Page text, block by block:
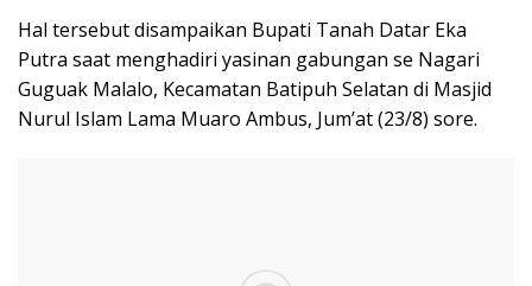
Hal tersebut disampaikan Bupati Tanah Datar Eka
Putra saat menghadiri yasinan gabungan se Nagari
Guguak Malalo, Kecamatan Batipuh Selatan di Masjid
Nurul Islam Lama Muaro Ambus, Jum’at (23/8) sore.